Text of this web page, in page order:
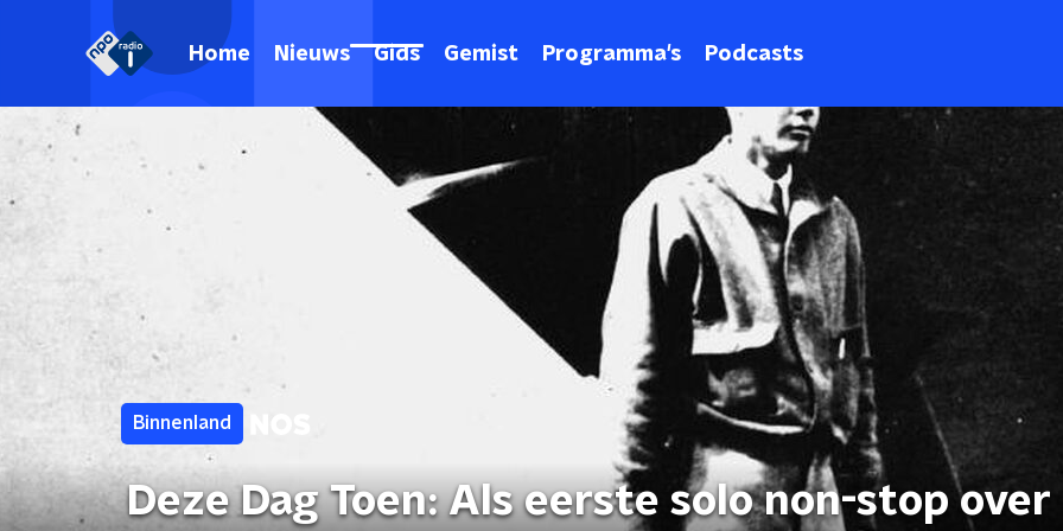
Home Nieuws Gids Gemist Programma's Podcasts
Binnenland
Deze Dag Toen: Als eerste solo non-stop over